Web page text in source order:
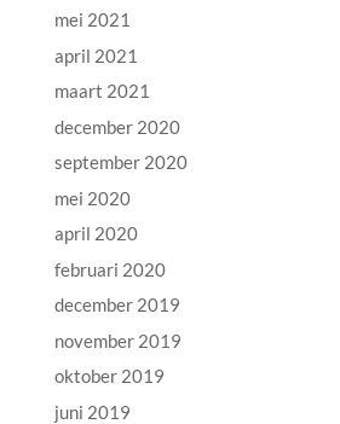
mei 2021
april 2021
maart 2021
december 2020
september 2020
mei 2020
april 2020
februari 2020
december 2019
november 2019
oktober 2019
juni 2019